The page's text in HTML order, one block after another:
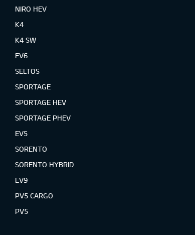
NIRO HEV
K4
K4 SW
EV6
SELTOS
SPORTAGE
SPORTAGE HEV
SPORTAGE PHEV
EV5
SORENTO
SORENTO HYBRID
EV9
PV5 CARGO
PV5